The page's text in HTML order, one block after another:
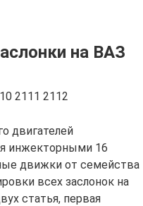
на ВАЗ
2111 2112
двигателей
инжекторными 16
движки от семейства
всех заслонок на
статья, первая